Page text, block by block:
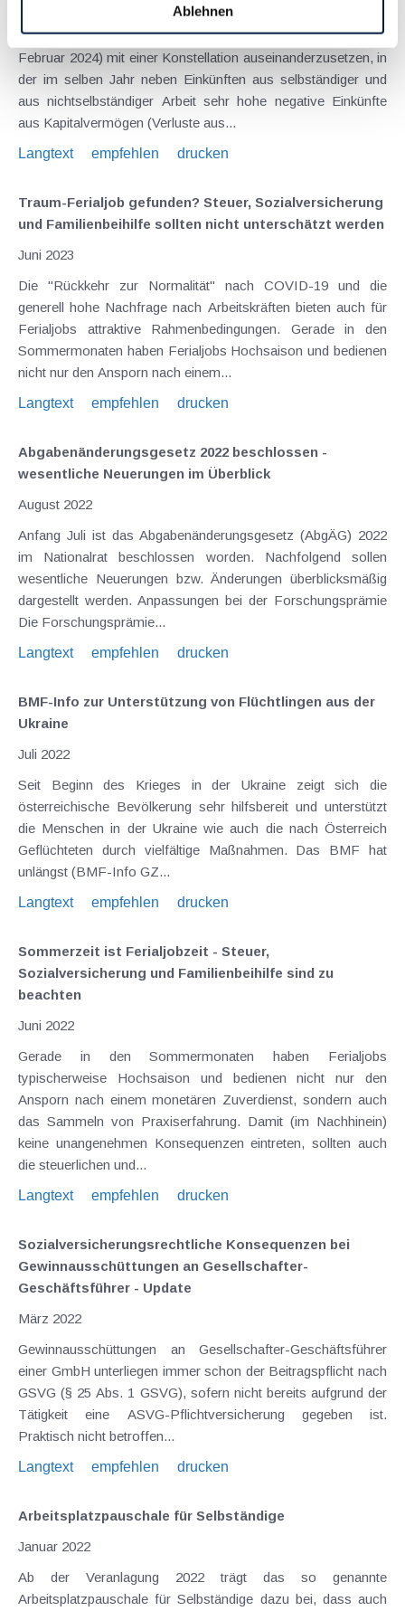
Ablehnen
Das BFG hatte sich jüngst (GZ RV/7100381/2023 vom 1.
Februar 2024) mit einer Konstellation auseinanderzusetzen, in
der im selben Jahr neben Einkünften aus selbständiger und
aus nichtselbständiger Arbeit sehr hohe negative Einkünfte
aus Kapitalvermögen (Verluste aus...
Langtext
empfehlen drucken
Traum-Ferialjob gefunden? Steuer, Sozialversicherung
und Familienbeihilfe sollten nicht unterschätzt werden
Juni 2023
Die "Rückkehr zur Normalität" nach COVID-19 und die
generell hohe Nachfrage nach Arbeitskräften bieten auch für
Ferialjobs attraktive Rahmenbedingungen. Gerade in den
Sommermonaten haben Ferialjobs Hochsaison und bedienen
nicht nur den Ansporn nach einem...
Langtext
empfehlen drucken
Abgabenänderungsgesetz 2022 beschlossen -
wesentliche Neuerungen im Überblick
August 2022
Anfang Juli ist das Abgabenänderungsgesetz (AbgÄG) 2022
im Nationalrat beschlossen worden. Nachfolgend sollen
wesentliche Neuerungen bzw. Änderungen überblicksmäßig
dargestellt werden. Anpassungen bei der Forschungsprämie
Die Forschungsprämie...
Langtext
empfehlen drucken
BMF-Info zur Unterstützung von Flüchtlingen aus der
Ukraine
Juli 2022
Seit Beginn des Krieges in der Ukraine zeigt sich die
österreichische Bevölkerung sehr hilfsbereit und unterstützt
die Menschen in der Ukraine wie auch die nach Österreich
Geflüchteten durch vielfältige Maßnahmen. Das BMF hat
unlängst (BMF-Info GZ...
Langtext
empfehlen drucken
Sommerzeit ist Ferialjobzeit - Steuer,
Sozialversicherung und Familienbeihilfe sind zu
beachten
Juni 2022
Gerade in den Sommermonaten haben Ferialjobs
typischerweise Hochsaison und bedienen nicht nur den
Ansporn nach einem monetären Zuverdienst, sondern auch
das Sammeln von Praxiserfahrung. Damit (im Nachhinein)
keine unangenehmen Konsequenzen eintreten, sollten auch
die steuerlichen und...
Langtext
empfehlen drucken
Sozialversicherungsrechtliche Konsequenzen bei
Gewinnausschüttungen an Gesellschafter-
Geschäftsführer - Update
März 2022
Gewinnausschüttungen an Gesellschafter-Geschäftsführer
einer GmbH unterliegen immer schon der Beitragspflicht nach
GSVG (§ 25 Abs. 1 GSVG), sofern nicht bereits aufgrund der
Tätigkeit eine ASVG-Pflichtversicherung gegeben ist.
Praktisch nicht betroffen...
Langtext
empfehlen drucken
Arbeitsplatzpauschale für Selbständige
Januar 2022
Ab der Veranlagung 2022 trägt das so genannte
Arbeitsplatzpauschale für Selbständige dazu bei, dass auch